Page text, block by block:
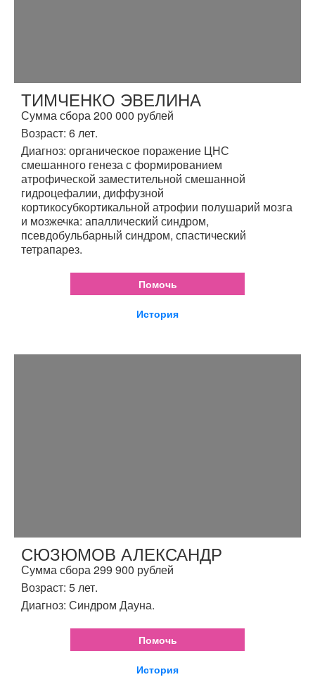
ТИМЧЕНКО ЭВЕЛИНА
Сумма сбора 200 000 рублей
Возраст: 6 лет.
Диагноз: органическое поражение ЦНС
смешанного генеза с формированием
атрофической заместительной смешанной
гидроцефалии, диффузной
кортикосубкортикальной атрофии полушарий мозга
и мозжечка: апаллический синдром,
псевдобульбарный синдром, спастический
тетрапарез.
Помочь
История
СЮЗЮМОВ АЛЕКСАНДР
Сумма сбора 299 900 рублей
Возраст: 5 лет.
Диагноз: Синдром Дауна.
Помочь
История